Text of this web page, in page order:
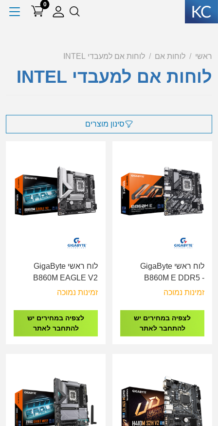
0
ראשי לוחות אם לוחות אם למעבדי INTEL
לוחות אם למעבדי INTEL
סינון מוצרים
לוח ראשי GigaByte
B860M E DDR5 -
Socket 1851
זמינות נמוכה
לצפיה במחירים יש
להתחבר לאתר
לוח ראשי GigaByte
B860M EAGLE V2
DDR5 - Socket 1851
זמינות נמוכה
לצפיה במחירים יש
להתחבר לאתר